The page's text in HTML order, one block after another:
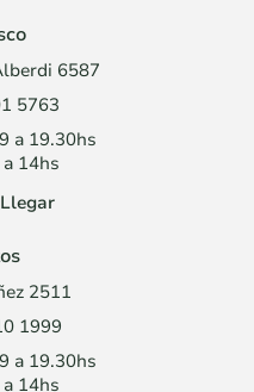
6587
5763
a 19.30hs
14hs
2511
1999
a 19.30hs
14hs